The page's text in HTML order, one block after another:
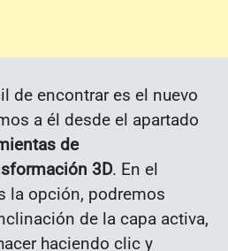
de encontrar es el nuevo
a él desde el apartado
de
3D. En el
la opción, podremos
de la capa activa,
haciendo clic y